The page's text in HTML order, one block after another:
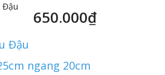
Đậu
650.000₫
Đậu
ngang 20cm